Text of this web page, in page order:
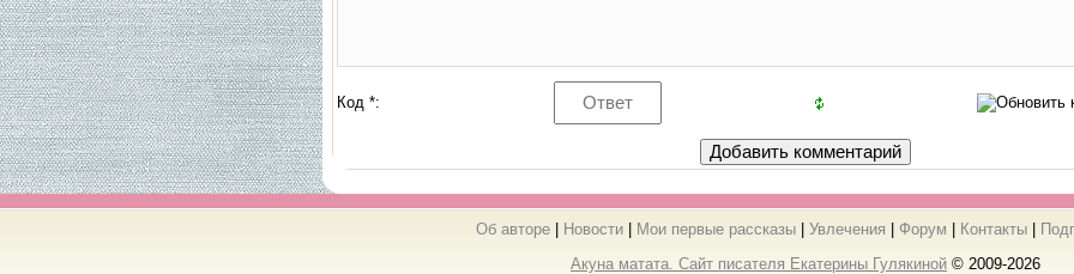
Код *:
Об авторе Новости Мои первые рассказы Увлечения Форум Контакты
Акуна матата. Сайт писателя Екатерины Гулякиной © 2009-2026